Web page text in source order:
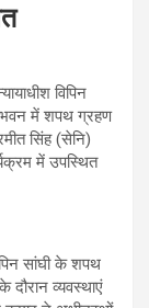
विपिन
में शपथ ग्रहण
सिंह (सेनि)
में उपस्थित
सांघी के शपथ
दौरान व्यवस्थाएं